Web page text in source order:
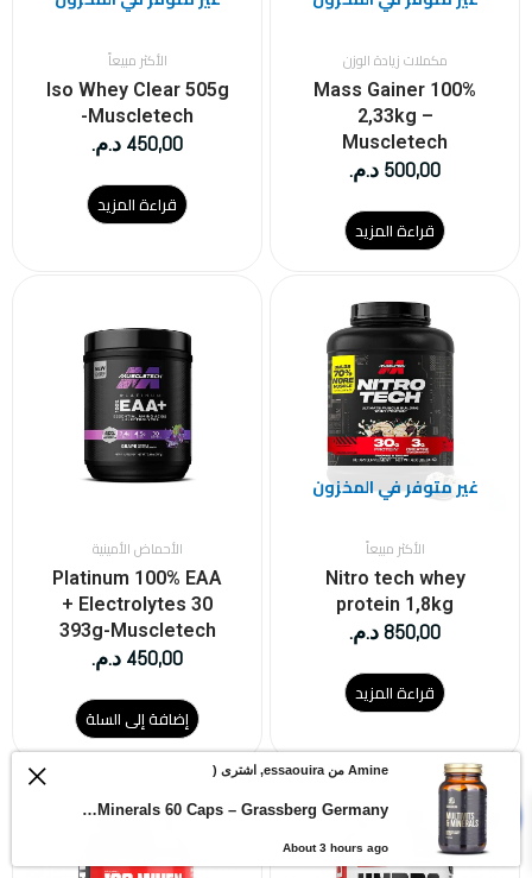
مكملات زيادة الوزن
100% Mass Gainer
2,33kg –
Muscletech
500,00 د.م.
قراءة المزيد
الأكثر مبيعاً
Iso Whey Clear 505g
-Muscletech
450,00 د.م.
قراءة المزيد
غير متوفر في المخزون
الأكثر مبيعاً
Nitro tech whey
protein 1,8kg
850,00د.م.
قراءة المزيد
الأحماض الأمينية
Platinum 100% EAA
+ Electrolytes 30
393g-Muscletech
450,00 د.م.
إضافة إلى السلة
0
Amine من essaouira, اشترى (
Multivits & Minerals 60 Caps – Grassberg Germany
About 3 hours ago